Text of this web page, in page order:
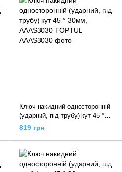
Ключ накидний односторонній
(ударний, під трубу) кут 45 °
30мм, AAAS3030 TOPTUL
819 грн